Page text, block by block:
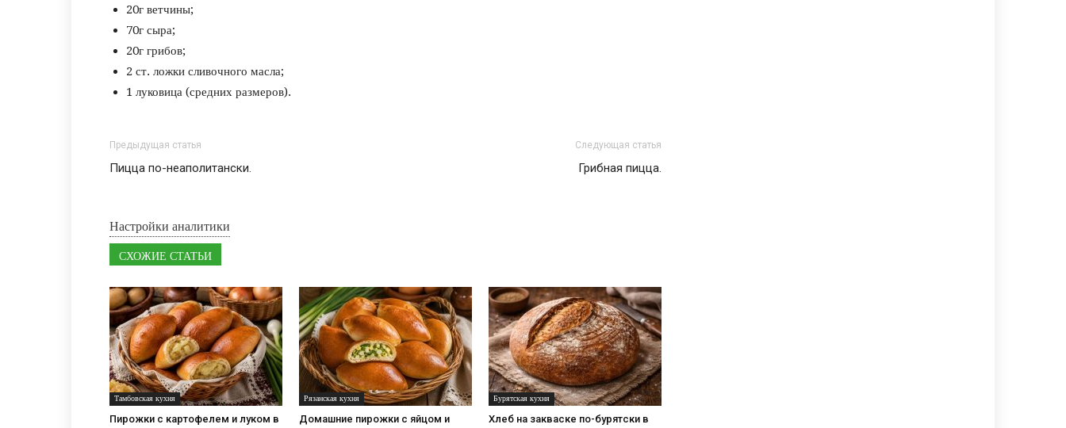
20г ветчины;
70г сыра;
20г грибов;
2 ст. ложки сливочного масла;
1 луковица (средних размеров).
Предыдущая статья
Пицца по-неаполитански.
Следующая статья
Грибная пицца.
Настройки аналитики
СХОЖИЕ СТАТЬИ
Тамбовская кухня
Пирожки с картофелем и луком в
Рязанская кухня
Домашние пирожки с яйцом и
Бурятская кухня
Хлеб на закваске по-бурятски в